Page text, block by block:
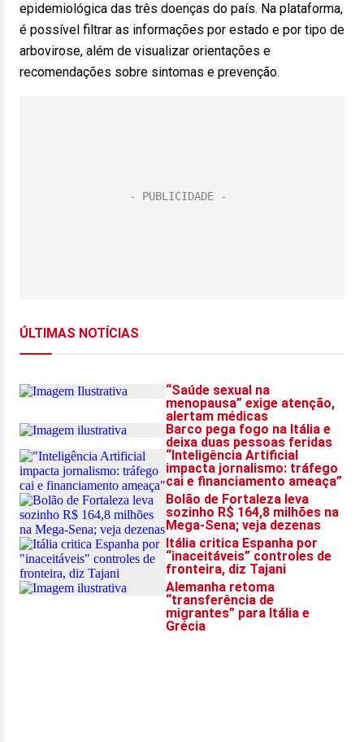
epidemiológica das três doenças do país. Na plataforma,
é possível filtrar as informações por estado e por tipo de
arbovirose, além de visualizar orientações e
recomendações sobre sintomas e prevenção.